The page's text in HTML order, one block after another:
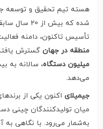
هسته تیم تحقیق و توسعه
شده که بیش
تأسیس تاکنون، دامنه
منطقه در جهان گسترش
میلیون دستگاه، سالانه به
می‌دهد.
جیمیلای اکنون یکی از
میان تولیدکنندگان چینی
به‌شمار می‌رود. با نگاهی به